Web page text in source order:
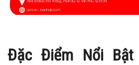
Đặc Điểm Nổi Bật